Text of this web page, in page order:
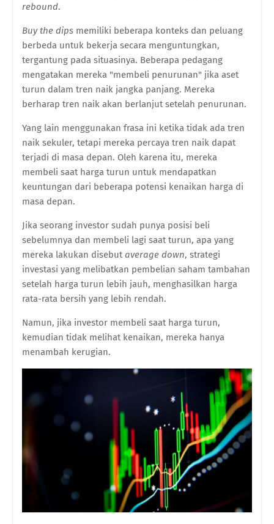
rebound.
Buy the dips memiliki beberapa konteks dan peluang
berbeda untuk bekerja secara menguntungkan,
tergantung pada situasinya. Beberapa pedagang
mengatakan mereka "membeli penurunan" jika aset
turun dalam tren naik jangka panjang. Mereka
berharap tren naik akan berlanjut setelah penurunan.
Yang lain menggunakan frasa ini ketika tidak ada tren
naik sekuler, tetapi mereka percaya tren naik dapat
terjadi di masa depan. Oleh karena itu, mereka
membeli saat harga turun untuk mendapatkan
keuntungan dari beberapa potensi kenaikan harga di
masa depan.
Jika seorang investor sudah punya posisi beli
sebelumnya dan membeli lagi saat turun, apa yang
mereka lakukan disebutaverage down, strategi
investasi yang melibatkan pembelian saham tambahan
setelah harga turun lebih jauh, menghasilkan harga
rata-rata bersih yang lebih rendah.
Namun, jika investor membeli saat harga turun,
kemudian tidak melihat kenaikan, mereka hanya
menambah kerugian.